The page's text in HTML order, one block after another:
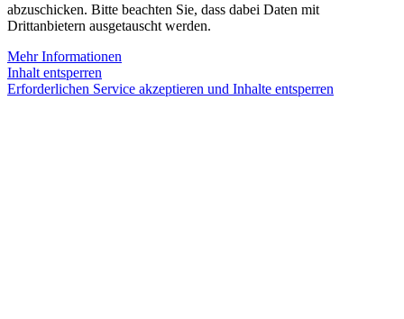
abzuschicken. Bitte beachten Sie, dass dabei Daten mit
Drittanbietern ausgetauscht werden.
Mehr Informationen
Inhalt entsperren
Erforderlichen Service akzeptieren und Inhalte entsperren